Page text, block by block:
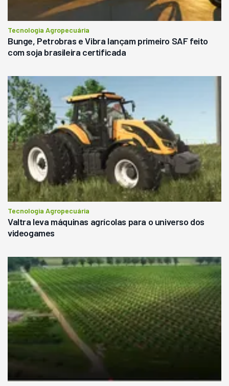
Tecnologia Agropecuária
Bunge, Petrobras e Vibra lançam primeiro SAF feito
com soja brasileira certificada
Tecnologia Agropecuária
Valtra leva máquinas agrícolas para o universo dos
videogames